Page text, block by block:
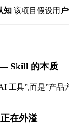
知 该项目假设用
Skill 的本质
工具”,而是”产
在外溢